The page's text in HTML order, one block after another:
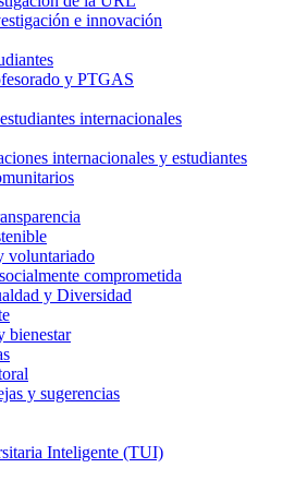
e innovación
y PTGAS
internacionales
internacionales y estudiantes
voluntariado
comprometida
y Diversidad
bienestar
y sugerencias
Inteligente (TUI)